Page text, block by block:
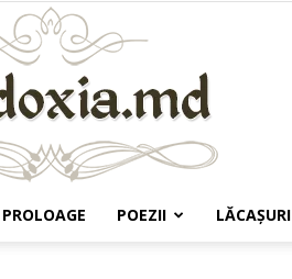
PROLOAGE POEZII LĂCAŞURI